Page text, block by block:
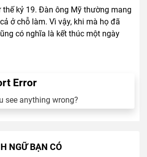
thế kỷ 19. Đàn ông Mỹ thường mang
ở chỗ làm. Vì vậy, khi mà họ đã
có nghĩa là kết thúc một ngày
Error
see anything wrong?
NGỮ BẠN CÓ